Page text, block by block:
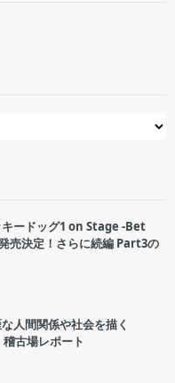
キードッグ1 on Stage -Bet
売決定！さらに続編 Part3の
な人間関係や社会を描く
稽古場レポート